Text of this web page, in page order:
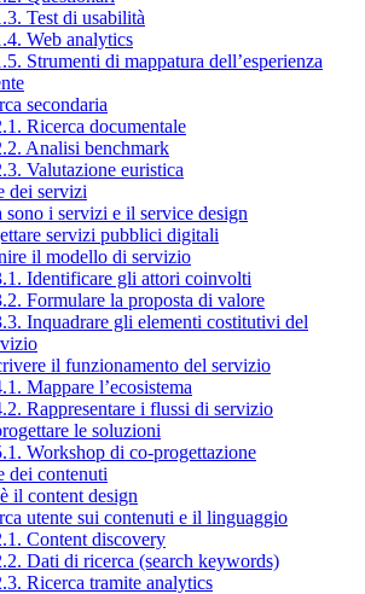
Test di usabilità
Web analytics
Strumenti di mappatura dell’esperienza
secondaria
Ricerca documentale
Analisi benchmark
Valutazione euristica
dei servizi
sono i servizi e il service design
servizi pubblici digitali
il modello di servizio
Identificare gli attori coinvolti
Formulare la proposta di valore
Inquadrare gli elementi costitutivi del
il funzionamento del servizio
Mappare l’ecosistema
Rappresentare i flussi di servizio
le soluzioni
Workshop di co-progettazione
dei contenuti
il content design
utente sui contenuti e il linguaggio
Content discovery
Dati di ricerca (search keywords)
Ricerca tramite analytics